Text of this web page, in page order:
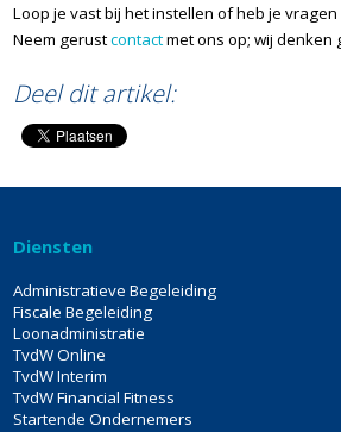
Loop je vast bij het instellen of heb je
Neem gerustcontactmet ons op; wij denken
Deel dit artikel:
Diensten
Administratieve Begeleiding
Fiscale Begeleiding
Loonadministratie
TvdW Online
TvdW Interim
TvdW Financial Fitness
Startende Ondernemers